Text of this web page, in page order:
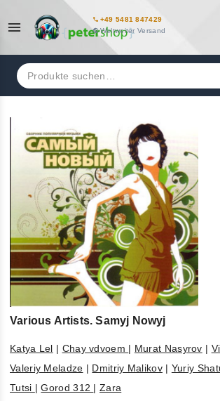
+49 5481 847429
Weltweiter Versand
Suchen
nach:
Various Artists. Samyj Nowyj
Katya Lel | Chay vdvoem | Murat Nasyrov |
Valeriy Meladze | Dmitriy Malikov| Yuriy
Tutsi |Gorod 312 |Zara